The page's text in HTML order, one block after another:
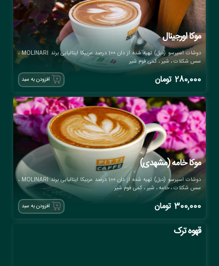
موکا اورجینال
دوشات اسپرسو (دبل) تهیه شده از دان 100 درصد عربیکا ایتالیایی برند MOLINARI ،
سس شکلات ، شیر ، کمی فوم شیر
280,000 تومان افزودن به سبد
موکا خامه (مشهدی)
دوشات اسپرسو (دبل) تهیه شده از دان 100 درصد عربیکا ایتالیایی برند MOLINARI ،
سس شکلات ، خامه ، شیر ، کمی فوم شیر
300,000 تومان افزودن به سبد
قهوه ترک